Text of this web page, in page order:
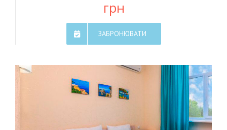
грн
ЗАБРОНЮВАТИ